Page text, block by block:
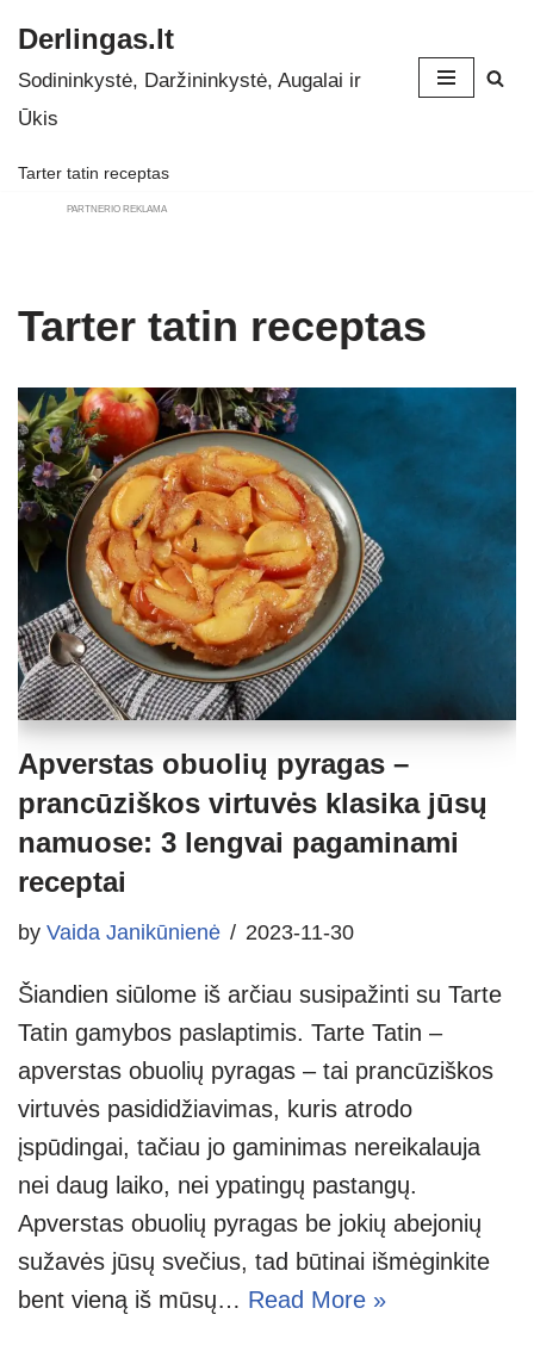
Skip
to
Derlingas.lt
Sodininkystė, Daržininkystė, Augalai ir
Ūkis
Tarter tatin receptas
PARTNERIO REKLAMA
Tarter tatin receptas
Apverstas obuolių pyragas –
prancūziškos virtuvės klasika jūsų
namuose: 3 lengvai pagaminami
receptai
by Vaida Janikūnienė 2023-11-30
Šiandien siūlome iš arčiau susipažinti su Tarte
Tatin gamybos paslaptimis. Tarte Tatin –
apverstas obuolių pyragas – tai prancūziškos
virtuvės pasididžiavimas, kuris atrodo
įspūdingai, tačiau jo gaminimas nereikalauja
nei daug laiko, nei ypatingų pastangų.
Apverstas obuolių pyragas be jokių abejonių
sužavės jūsų svečius, tad būtinai išmėginkite
bent vieną iš mūsų… Read More »